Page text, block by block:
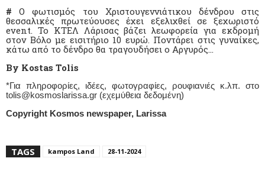
# Ο φωτισμός του Χριστουγεννιάτικου δένδρου στις
θεσσαλικές πρωτεύουσες έχει εξελιχθεί σε ξεχωριστό
event. Το ΚΤΕΛ Λάρισας βάζει λεωφορεία για εκδρομή
στον Βόλο με εισιτήριο 10 ευρώ. Ποντάρει στις γυναίκες,
κάτω από το δένδρο θα τραγουδήσει ο Αργυρός…
By Kostas Tolis
*Για πληροφορίες, ιδέες, φωτογραφίες, ρουφιανιές κ.λπ. στο
tolis@kosmoslarissa.gr (εχεμύθεια δεδομένη)
Copyright Kosmos newspaper, Larissa
TAGS kampos Land 28-11-2024